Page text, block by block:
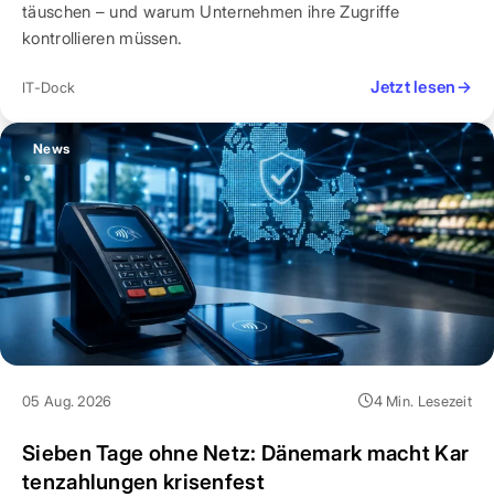
täuschen – und warum Unternehmen ihre Zugriffe
kontrollieren müssen.
IT-Dock Jetzt lesen→
News
05 Aug. 2026 4 Min. Lesezeit
Sieben Tage ohne Netz: Dänemark macht Kar
tenzahlungen krisenfest